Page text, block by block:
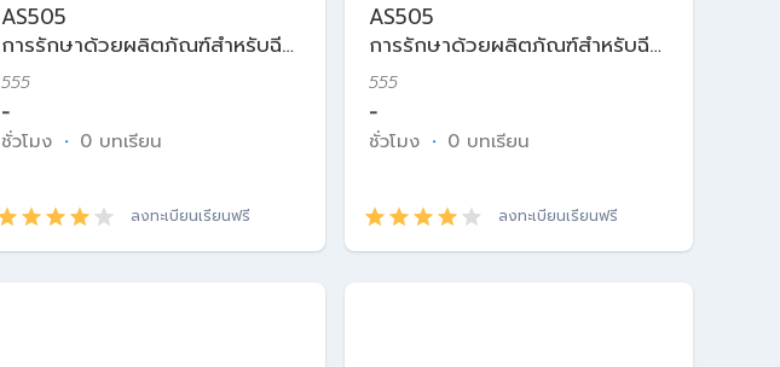
AS505
การรักษาด้วยผลิตภัณฑ์สำหรับฉีด
ในเวชศาสตร์ความงาม
555
-
ชั่วโมง · 0 บทเรียน
ลงทะเบียนเรียนฟรี
AS505
การรักษาด้วยผลิตภัณฑ์สำหรับฉีด
ในเวชศาสตร์ความงาม
555
-
ชั่วโมง · 0 บทเรียน
ลงทะเบียนเรียนฟรี